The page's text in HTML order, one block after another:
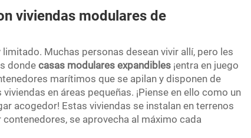
viviendas modulares de
Muchas personas desean vivir allí, pero les
donde casas modulares expandibles ¡entra en juego
marítimos que se apilan y disponen de
en áreas pequeñas. ¡Piense en ello como un
acogedor! Estas viviendas se instalan en terrenos
se aprovecha al máximo cada